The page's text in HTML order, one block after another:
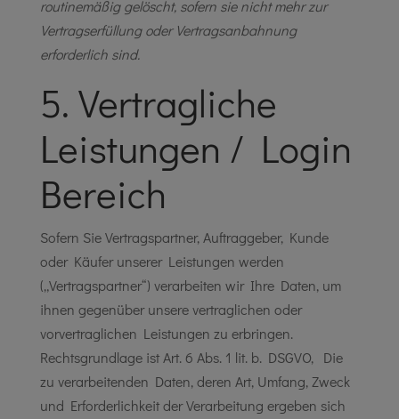
routinemäßig gelöscht, sofern sie nicht mehr zur
Vertragserfüllung oder Vertragsanbahnung
erforderlich sind.
5. Vertragliche
Leistungen / Login
Bereich
Sofern Sie Vertragspartner, Auftraggeber, Kunde
oder Käufer unserer Leistungen werden
(„Vertragspartner“) verarbeiten wir Ihre Daten, um
ihnen gegenüber unsere vertraglichen oder
vorvertraglichen Leistungen zu erbringen.
Rechtsgrundlage ist Art. 6 Abs. 1 lit. b. DSGVO, Die
zu verarbeitenden Daten, deren Art, Umfang, Zweck
und Erforderlichkeit der Verarbeitung ergeben sich